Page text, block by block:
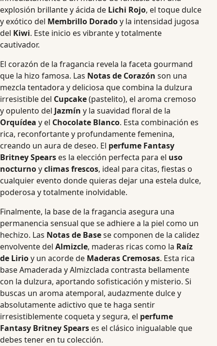
explosión brillante y ácida de Lichi Rojo, el toque dulce
y exótico del Membrillo Doradoy la intensidad jugosa
del Kiwi. Este inicio es vibrante y totalmente
cautivador.
El corazón de la fragancia revela la faceta gourmand
que la hizo famosa. Las Notas de Corazón son una
mezcla tentadora y deliciosa que combina la dulzura
irresistible del Cupcake(pastelito), el aroma cremoso
y opulento del Jazmín y la suavidad floral de la
Orquídea y el Chocolate Blanco. Esta combinación es
rica, reconfortante y profundamente femenina,
creando un aura de deseo. El perfume Fantasy
Britney Spears es la elección perfecta para el uso
nocturnoyclimas frescos, ideal para citas, fiestas o
cualquier evento donde quieras dejar una estela dulce,
poderosa y totalmente inolvidable.
Finalmente, la base de la fragancia asegura una
permanencia sensual que se adhiere a la piel como un
hechizo. Las Notas de Basese componen de la calidez
envolvente del Almizcle, maderas ricas como la Raíz
de Lirioy un acorde de Maderas Cremosas. Esta rica
base Amaderada y Almizclada contrasta bellamente
con la dulzura, aportando sofisticación y misterio. Si
buscas un aroma atemporal, audazmente dulce y
absolutamente adictivo que te haga sentir
irresistiblemente coqueta y segura, el perfume
Fantasy Britney Spears es el clásico inigualable que
debes tener en tu colección.